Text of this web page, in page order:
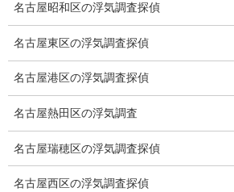
浮気調査プランのご案内
浮気調査の相場
調査費用と調査日数の目安
浮気調査料金の比較例
GPS検索調査
GPS調査
名古屋昭和区の浮気調査探偵
名古屋東区の浮気調査探偵
名古屋港区の浮気調査探偵
名古屋熱田区の浮気調査
名古屋瑞穂区の浮気調査探偵
名古屋西区の浮気調査探偵